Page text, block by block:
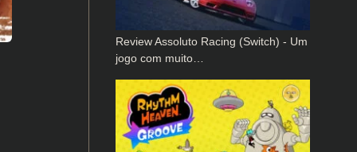
Review Assoluto Racing (Switch) - Um
jogo com muito…